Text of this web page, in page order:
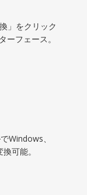
」をクリック
フェース。
Windows、
可能。